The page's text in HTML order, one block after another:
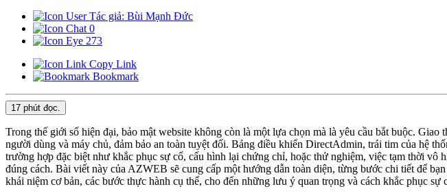
Tác giả: Bùi Mạnh Đức
0
273
Copy Link
Bookmark
17 phút đọc.
Trong thế giới số hiện đại, bảo mật website không còn là một lựa chọn mà là yêu cầu bắt buộc.
người dùng và máy chủ, đảm bảo an toàn tuyệt đối. Bảng điều khiển DirectAdmin, trái tim của hệ
trường hợp đặc biệt như khắc phục sự cố, cấu hình lại chứng chỉ, hoặc thử nghiệm, việc tạm thời
đúng cách. Bài viết này của AZWEB sẽ cung cấp một hướng dẫn toàn diện, từng bước chi tiết để
khái niệm cơ bản, các bước thực hành cụ thể, cho đến những lưu ý quan trọng và cách khắc phục sự